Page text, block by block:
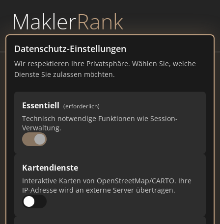
MaklerRank
powered byWAVEPOINT
Datenschutz-Einstellungen
Wir respektieren Ihre Privatsphäre. Wählen Sie, welche
Dienste Sie zulassen möchten.
Essentiell (erforderlich)
Technisch notwendige Funktionen wie Session-
Verwaltung.
Kartendienste
Interaktive Karten von OpenStreetMap/CARTO. Ihre
IP-Adresse wird an externe Server übertragen.
Behr Immobilien
Eberswalde
behr-immobilien.de
Gesamtpunkte
Ist das Ihr Unternehmen?